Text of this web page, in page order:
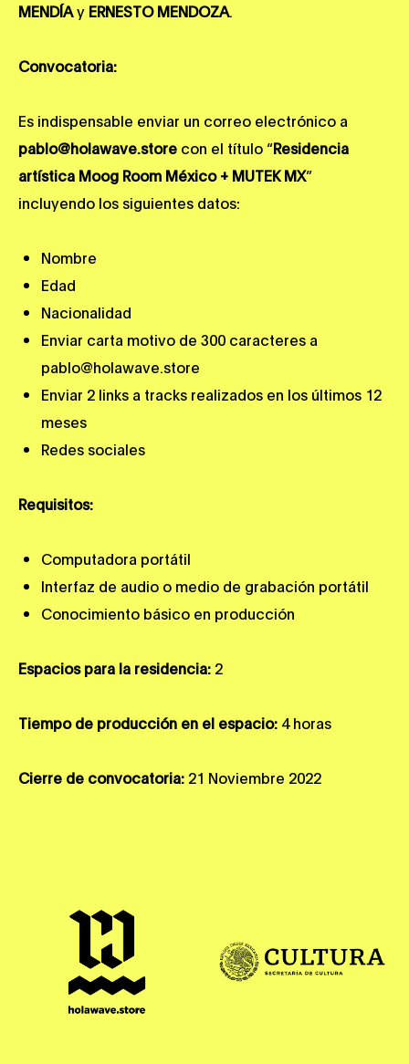
MENDÍAy ERNESTO MENDOZA.
Convocatoria:
Es indispensable enviar un correo electrónico a
pablo@holawave.store con el título “Residencia
artística Moog Room México + MUTEK MX”
incluyendo los siguientes datos:
Nombre
Edad
Nacionalidad
Enviar carta motivo de 300 caracteres a
pablo@holawave.store
Enviar 2 links a tracks realizados en los últimos 12
meses
Redes sociales
Requisitos:
Computadora portátil
Interfaz de audio o medio de grabación portátil
Conocimiento básico en producción
Espacios para la residencia: 2
Tiempo de producción en el espacio: 4 horas
Cierre de convocatoria: 21 Noviembre 2022